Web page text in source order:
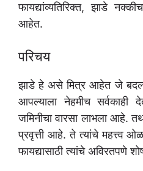
फायद्यांव्यतिरिक्त, झाडे
आहेत.
परिचय
झाडे हे असे मित्र आहेत जे
आपल्याला नेहमीच सर्वकाही
जमिनीचा वारसा लाभला आहे.
प्रवृत्ती आहे. ते त्यांचे महत्त्व
फायद्यासाठी त्यांचे अविरतपणे